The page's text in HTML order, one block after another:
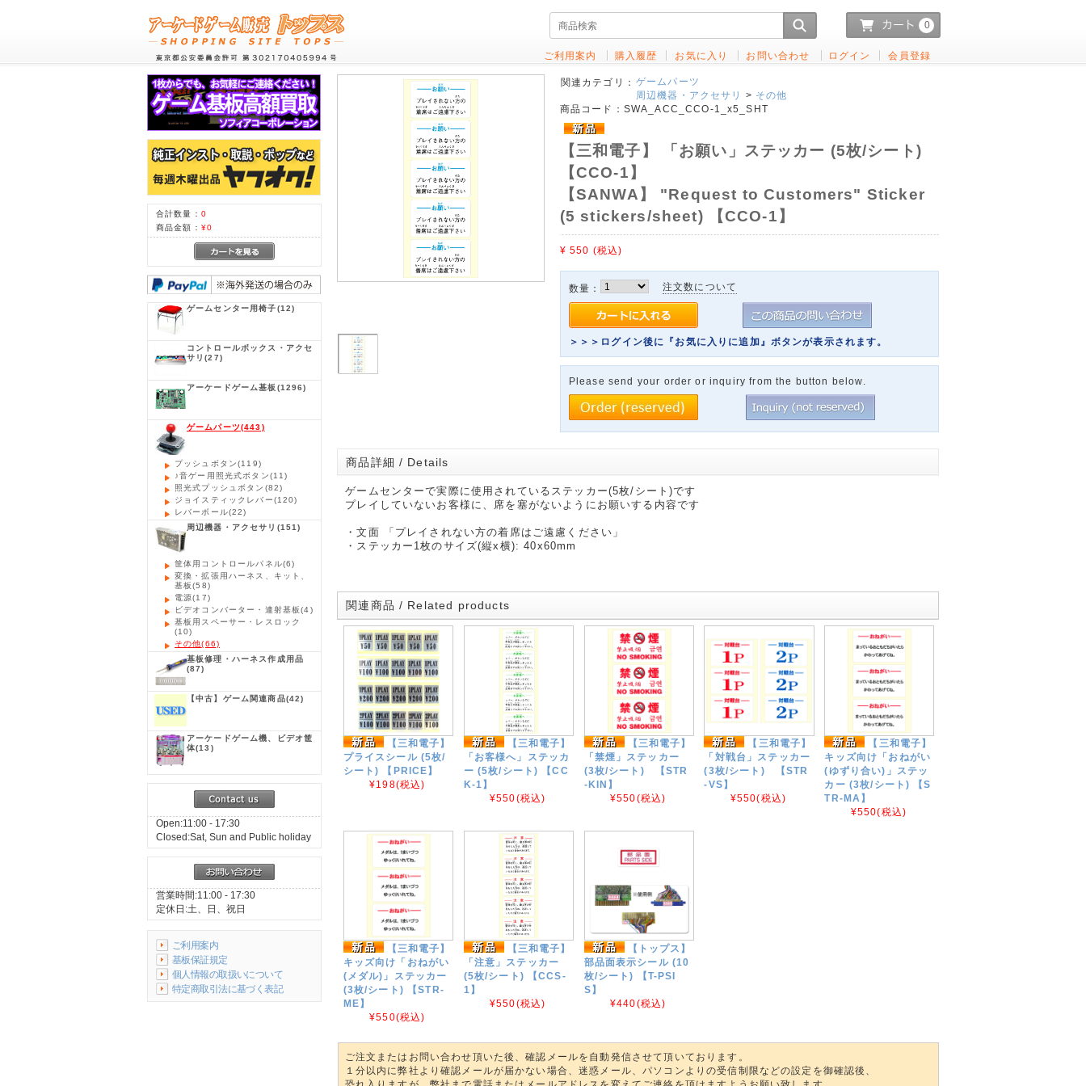
0
ご利用案内 購入履歴 お気に入り お問い合わせ ログイン 会員登録
合計数量： 0
商品金額： ¥0
ゲームセンター用椅子(12)
コントロールボックス・アクセ
サリ(27)
アーケードゲーム基板 (1296)
ゲームパーツ(443)
プッシュボタン(119)
♪音ゲー用照光式ボタン(11)
照光式プッシュボタン (82)
ジョイスティックレバー(120)
レバーボール(22)
周辺機器・アクセサリ (151)
筐体用コントロールパネル(6)
変換・拡張用ハーネス、キット、
基板(58)
電源(17)
ビデオコンバーター・連射基板(4)
基板用スペーサー・レスロック
(10)
その他(66)
基板修理・ハーネス作成用品
(87)
【中古】ゲーム関連商品(42)
アーケードゲーム機、ビデオ筐
体(13)
Open:11:00 - 17:30
Closed:Sat, Sun and Public holiday
営業時間:11:00 - 17:30
定休日:土、日、祝日
ご利用案内
基板保証規定
個人情報の取扱いについて
特定商取引法に基づく表記
関連カテゴリ： ゲームパーツ
周辺機器・アクセサリ
> その他
商品コード： SWA_ACC_CCO-1_x5_SHT
【三和電子】 「お願い」ステッカー (5枚/シート)
【CCO-1】
【SANWA】 "Request to Customers" Sticker
(5 stickers/sheet) 【CCO-1】
¥ 550 (税込)
数量： 注文数について
＞＞＞ログイン後に『お気に入りに追加』ボタンが表示されます。
Please send your order or inquiry from the button below.
商品詳細 / Details
ゲームセンターで実際に使用されているステッカー(5枚/シート)です
プレイしていないお客様に、席を塞がないようにお願いする内容です
・文面 「プレイされない方の着席はご遠慮ください」
・ステッカー1枚のサイズ(縦x横): 40x60mm
関連商品 / Related products
【三和電子】
プライスシール (5枚/
シート) 【PRICE】
¥198(税込)
【三和電子】
「お客様へ」ステッカ
ー (5枚/シート) 【CC
K-1】
¥550(税込)
【三和電子】
「禁煙」ステッカー
(3枚/シート) 【STR
-KIN】
¥550(税込)
【三和電子】
「対戦台」ステッカー
(3枚/シート) 【STR
-VS】
¥550(税込)
【三和電子】
キッズ向け「おねがい
(ゆずり合い)」ステッ
カー (3枚/シート) 【S
TR-MA】
¥550(税込)
【三和電子】
キッズ向け「おねがい
(メダル)」ステッカー
(3枚/シート) 【STR-
ME】
¥550(税込)
【三和電子】
「注意」ステッカー
(5枚/シート) 【CCS-
1】
¥550(税込)
【トップス】
部品面表示シール (10
枚/シート) 【T-PSI
S】
¥440(税込)
ご注文またはお問い合わせ頂いた後、確認メールを自動発信させて頂いております。
１分以内に弊社より確認メールが届かない場合、迷惑メール、パソコンよりの受信制限などの設定を御確認後、
恐れ入りますが、弊社まで電話またはメールアドレスを変えてご連絡を頂けますようお願い致します。